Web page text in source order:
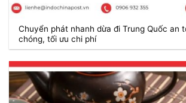
Chuyển phát nhanh dừa đi Trung Quốc an
chóng, tối ưu chi phí